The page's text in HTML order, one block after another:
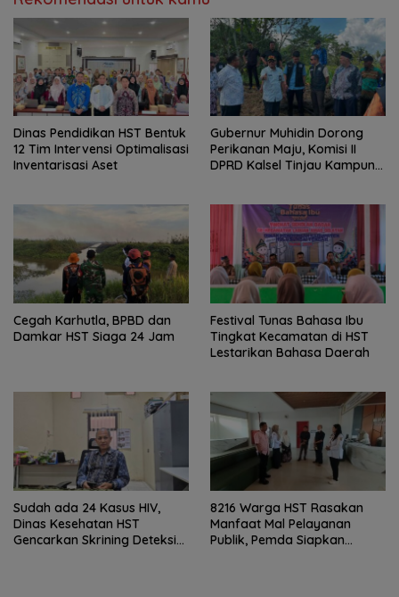
Dinas Pendidikan HST Bentuk
12 Tim Intervensi Optimalisasi
Inventarisasi Aset
Gubernur Muhidin Dorong
Perikanan Maju, Komisi II
DPRD Kalsel Tinjau Kampung
Cegah Karhutla, BPBD dan
Damkar HST Siaga 24 Jam
Festival Tunas Bahasa Ibu
Tingkat Kecamatan di HST
Lestarikan Bahasa Daerah
Sudah ada 24 Kasus HIV,
Dinas Kesehatan HST
Gencarkan Skrining Deteksi
8216 Warga HST Rasakan
Manfaat Mal Pelayanan
Publik, Pemda Siapkan